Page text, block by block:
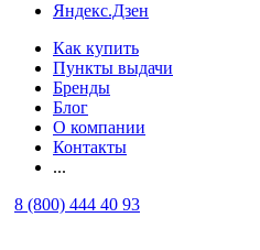
Яндекс.Дзен
Как купить
Пункты выдачи
Бренды
Блог
О компании
Контакты
...
8 (800) 444 40 93